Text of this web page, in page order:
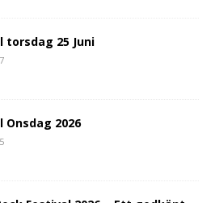
torsdag 25 Juni
Onsdag 2026